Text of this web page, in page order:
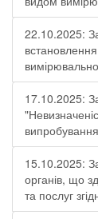
22.10.2025:
17.10.2025:
15.10.2025:
органів, що
та послуг